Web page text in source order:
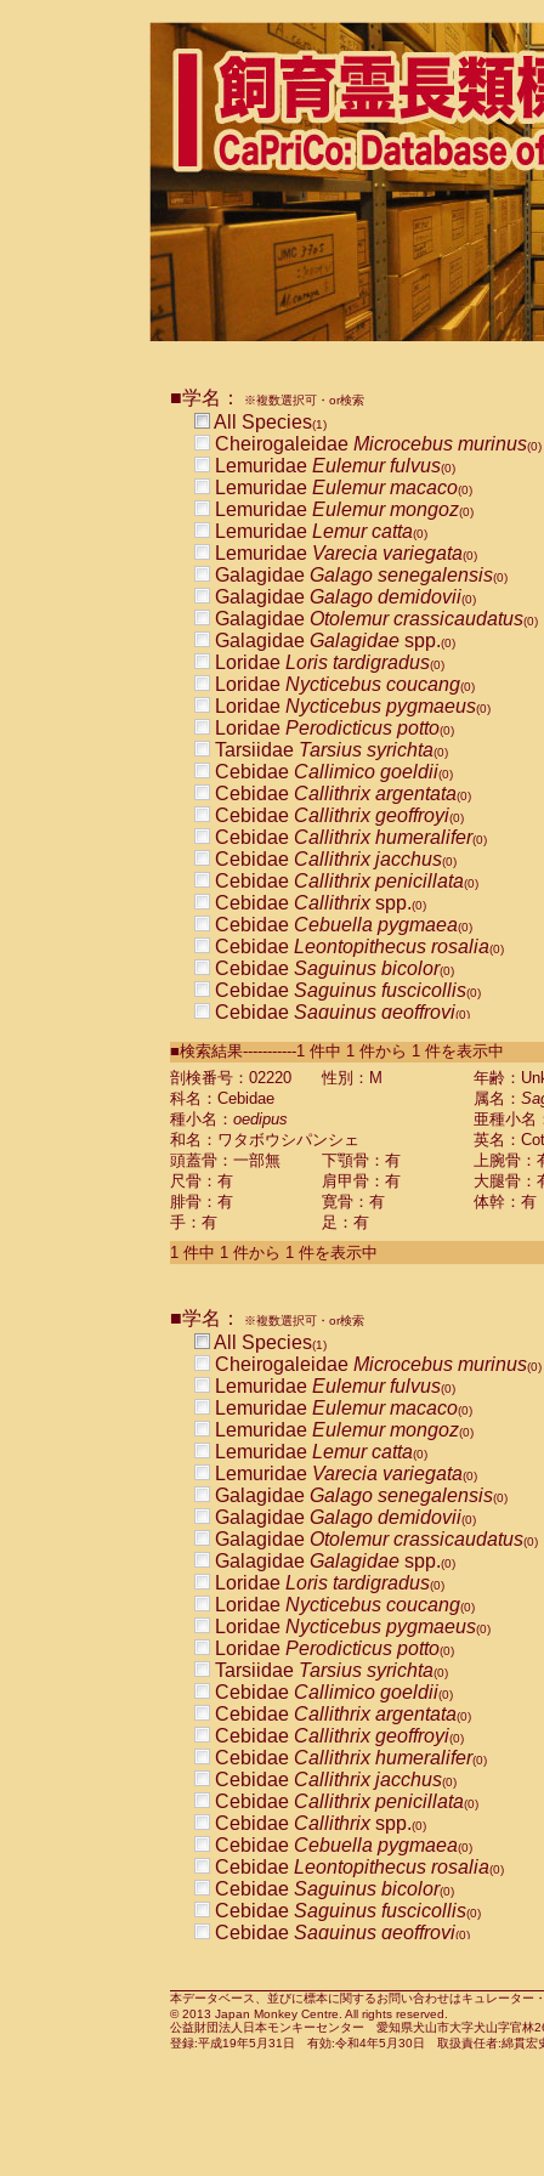
■学名： ※複数選択可・or検索
All Species(1)
Cheirogaleidae Microcebus murinus(0)
Lemuridae Eulemur fulvus(0)
Lemuridae Eulemur macaco(0)
Lemuridae Eulemur mongoz(0)
Lemuridae Lemur catta(0)
Lemuridae Varecia variegata(0)
Galagidae Galago senegalensis(0)
Galagidae Galago demidovii(0)
Galagidae Otolemur crassicaudatus(0)
Galagidae Galagidae spp.(0)
Loridae Loris tardigradus(0)
Loridae Nycticebus coucang(0)
Loridae Nycticebus pygmaeus(0)
Loridae Perodicticus potto(0)
Tarsiidae Tarsius syrichta(0)
Cebidae Callimico goeldii(0)
Cebidae Callithrix argentata(0)
Cebidae Callithrix geoffroyi(0)
Cebidae Callithrix humeralifer(0)
Cebidae Callithrix jacchus(0)
Cebidae Callithrix penicillata(0)
Cebidae Callithrixspp.(0)
Cebidae Cebuella pygmaea(0)
Cebidae Leontopithecus rosalia(0)
Cebidae Saguinus bicolor(0)
Cebidae Saguinus fuscicollis(0)
Cebidae Saguinus geoffroyi(0)
CebidaeSaguinus labiatus(0)
Cebidae Saguinus leucopus (0)
Cebidae
Cebidae
CebidaeSaguinus nigricollis (0)
Cebidae Saguinus oedipus
Cebidae Saguinus weddelli
Cebidae Saguinusspp.
Cebidae Aotus trivirgatus
Cebidae Cebus albifrons
CebidaeCebus nigrivittatus
CebidaeCebus
CebidaeSaimiri boliviensis(0)
CebidaeSaimiri sciureus(0)
AtelidaeAlouatta caraya(0)
AtelidaeAlouatta fusca(0)
AtelidaeAlouatta seniculus
AtelidaeAlouattaspp.(0)
AtelidaeAteles belzebuth(0)
AtelidaeAteles geoffroyi(0)
AtelidaeAteles paniscus(0)
AtelidaeAtelesspp.(0)
Atelidae Lagothrix lagothricha
AtelidaeLagothrix lagothricha cana
PitheciidaeCacajao calvus
PitheciidaeCallicebus cupreus
PitheciidaeCallicebus donacophilus
PitheciidaeCallicebus moloch
PitheciidaeCallicebus torquatus
PitheciidaeCallicebusspp.(0)
PitheciidaeChiropotes satanas(0)
PitheciidaePithecia monachus
PitheciidaePithecia pithecia(0)
CercopithecidaeCercocebus agilis
CercopithecidaeCercocebus
CercopithecidaeCercocebus
CercopithecidaeCercocebus
CercopithecidaeCercocebus
CercopithecidaeCercocebushybrid
CercopithecidaePapio anubis(0)
CercopithecidaePapio cynocephalus
CercopithecidaePapio hamadryas(0)
■検索結果-----------1 件中 1 件から 1 件を表示中
剖検番号：02220
性別：M
年齢：
科名：Cebidae
属名：
種小名： oedipus
亜種小名
和名：ワタボウシパンシェ
英名：
頭蓋骨：一部無
下顎骨：有
上腕骨：
尺骨：有
肩甲骨：有
大腿骨：
腓骨：有
寛骨：有
体幹：有
手：有
足：有
1 件中 1 件から 1 件を表示中
■学名： ※複数選択可・or検索
All Species(1)
Cheirogaleidae Microcebus murinus(0)
Lemuridae Eulemur fulvus(0)
Lemuridae Eulemur macaco(0)
Lemuridae Eulemur mongoz(0)
Lemuridae Lemur catta(0)
Lemuridae Varecia variegata(0)
Galagidae Galago senegalensis(0)
Galagidae Galago demidovii(0)
Galagidae Otolemur crassicaudatus(0)
Galagidae Galagidae spp.(0)
Loridae Loris tardigradus(0)
Loridae Nycticebus coucang(0)
Loridae Nycticebus pygmaeus(0)
Loridae Perodicticus potto(0)
Tarsiidae Tarsius syrichta(0)
Cebidae Callimico goeldii(0)
Cebidae Callithrix argentata(0)
Cebidae Callithrix geoffroyi(0)
Cebidae Callithrix humeralifer(0)
Cebidae Callithrix jacchus(0)
Cebidae Callithrix penicillata(0)
Cebidae Callithrixspp.(0)
Cebidae Cebuella pygmaea(0)
Cebidae Leontopithecus rosalia(0)
Cebidae Saguinus bicolor(0)
Cebidae Saguinus fuscicollis(0)
Cebidae Saguinus geoffroyi(0)
CebidaeSaguinus leucopus(0)
CebidaeSaguinus midas(0)
Cebidae Saguinus mystax(0)
本データベース、並びに標本に関するお問い合わせはキュレータ
© 2013 Japan Monkey Centre. All rights reserved.
公益財団法人日本モンキーセンター 愛知県犬山市大字犬山字官
登録:平成19年5月31日 有効:令和4年5月30日 取扱責任者:綿貫宏